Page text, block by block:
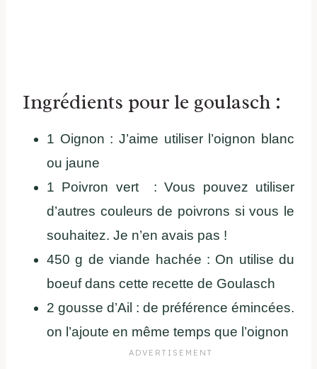
Ingrédients pour le goulasch :
1 Oignon : J’aime utiliser l’oignon blanc
ou jaune
1 Poivron vert : Vous pouvez utiliser
d’autres couleurs de poivrons si vous le
souhaitez. Je n’en avais pas !
450 g de viande hachée : On utilise du
boeuf dans cette recette de Goulasch
2 gousse d’Ail : de préférence émincées.
on l’ajoute en même temps que l’oignon